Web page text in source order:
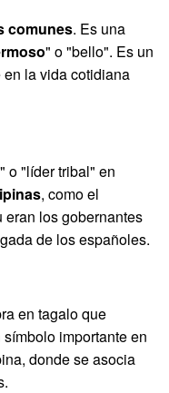
comunes. Es una
" o "bello". Es un
la vida cotidiana
" o "líder tribal" en
, como el
eran los gobernantes
de los españoles.
en tagalo que
importante en
donde se asocia